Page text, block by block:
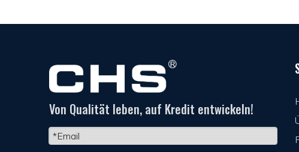
Von Qualität leben, auf Kredit entwickeln!